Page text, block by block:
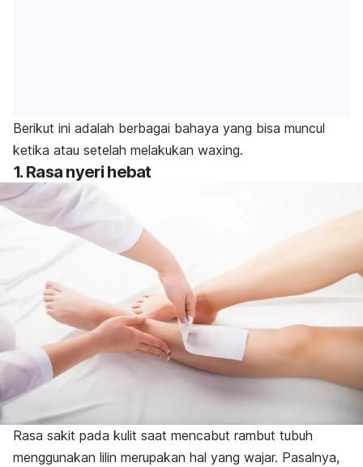
Berikut ini adalah berbagai bahaya yang bisa muncul
ketika atau setelah melakukan waxing.
1. Rasa nyeri hebat
Rasa sakit pada kulit saat mencabut rambut tubuh
menggunakan lilin merupakan hal yang wajar. Pasalnya,